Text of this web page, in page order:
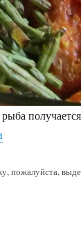
рыба
пожалуйста,